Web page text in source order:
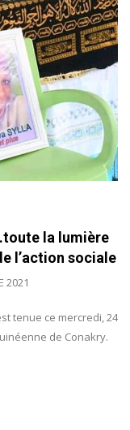
la lumière
l’action sociale
2021
tenue ce mercredi, 24
de Conakry.